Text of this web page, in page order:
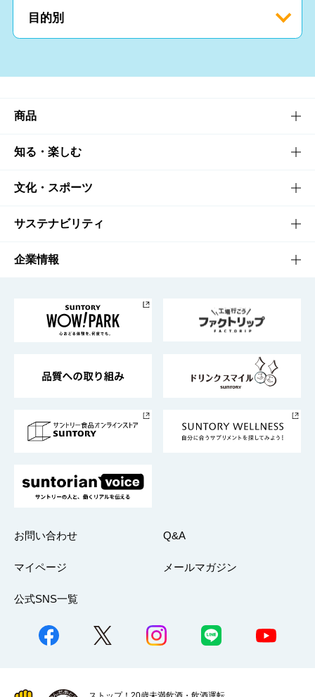
目的別
商品
商品TOP
商品一覧
商品発売情報
栄養成分一覧
知る・楽しむ
知る・楽しむTOP
キャンペーン
工場見学
地域情報
文化・スポーツ
文化・スポーツTOP
サントリーホール
サントリーサンバーズ大阪
サステナビリティ
サステナビリティTOP
サントリーが考えるサステナビリティ経営
企業情報
企業概要
採用情報
お問い合わせ Q&A
マイページ メールマガジン
公式SNS一覧